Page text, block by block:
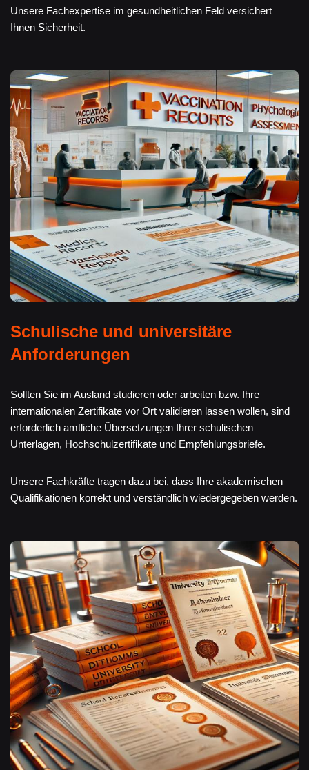
Unsere Fachexpertise im gesundheitlichen Feld versichert
Ihnen Sicherheit.
Schulische und universitäre
Anforderungen
Sollten Sie im Ausland studieren oder arbeiten bzw. Ihre
internationalen Zertifikate vor Ort validieren lassen wollen, sind
erforderlich amtliche Übersetzungen Ihrer schulischen
Unterlagen, Hochschulzertifikate und Empfehlungsbriefe.
Unsere Fachkräfte tragen dazu bei, dass Ihre akademischen
Qualifikationen korrekt und verständlich wiedergegeben werden.